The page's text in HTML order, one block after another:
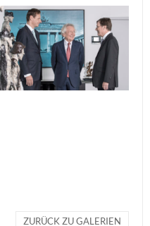
ZURÜCK ZU GALERIEN